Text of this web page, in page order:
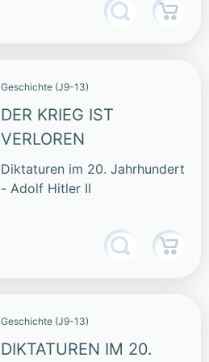
Geschichte (J9-13)
DER KRIEG IST
VERLOREN
Diktaturen im 20. Jahrhundert
- Adolf Hitler II
Geschichte (J9-13)
DIKTATUREN IM 20.